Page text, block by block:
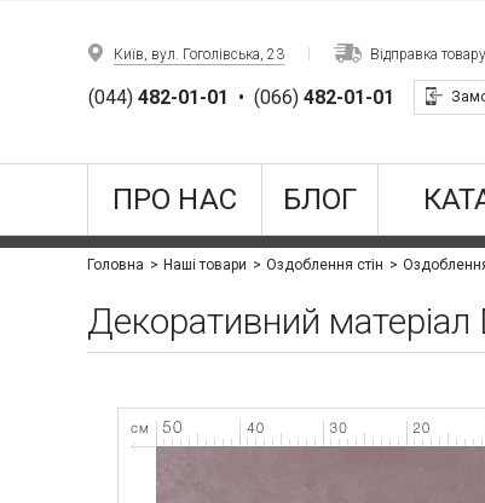
Київ, вул. Гоголівська, 23 Відправка
(044)482-01-01 • (066)482-01-01
ПРО НАС БЛОГ
Головна Наші товари Оздоблення стін
Декоративний